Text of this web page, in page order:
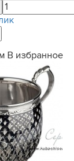
В избранное